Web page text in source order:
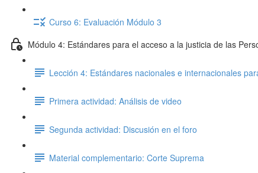
Curso 6: Evaluación Módulo 3
Módulo 4: Estándares para el acceso a la justicia de las
Lección 4: Estándares nacionales e internacionales
Primera actividad: Análisis de video
Segunda actividad: Discusión en el foro
Material complementario: Corte Suprema